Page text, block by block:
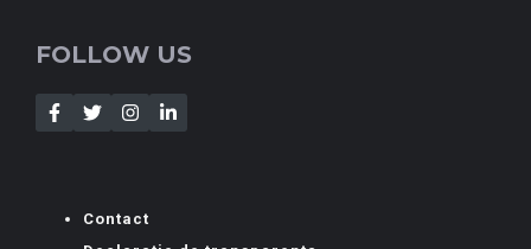
FOLLOW US
Contact